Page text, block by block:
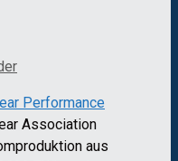
Performance
Association
aus